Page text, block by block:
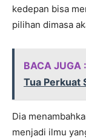
kedepan bisa
pilihan dimasa
BACA JUGA :
Tua Perkuat
Dia
menjadi ilmu